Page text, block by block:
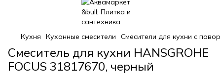
Кухня Кухонные смесители Смесители для кухни с
Смеситель для кухни HANSGROHE
FOCUS 31817670, черный